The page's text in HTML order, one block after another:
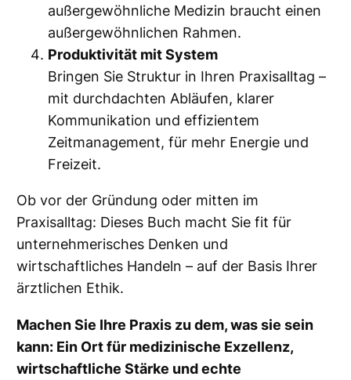
i
c
h
e
r
i
d
m
außergewöhnliche Medizin braucht einen
außergewöhnlichen Rahmen.
Produktivität mit System
Bringen Sie Struktur in Ihren Praxisalltag –
mit durchdachten Abläufen, klarer
Kommunikation und effizientem
Zeitmanagement, für mehr Energie und
Freizeit.
Ob vor der Gründung oder mitten im
Praxisalltag: Dieses Buch macht Sie fit für
unternehmerisches Denken und
wirtschaftliches Handeln – auf der Basis Ihrer
ärztlichen Ethik.
Machen Sie Ihre Praxis zu dem, was sie sein
kann: Ein Ort für medizinische Exzellenz,
wirtschaftliche Stärke und echte